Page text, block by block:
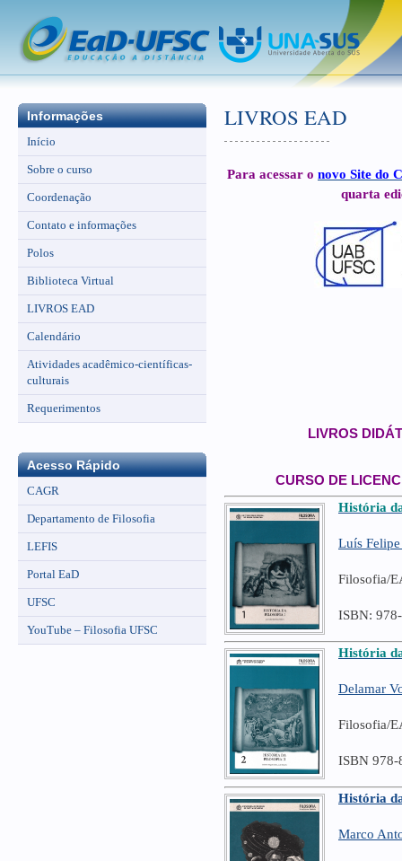
Informações
Início
Sobre o curso
Coordenação
Contato e informações
Polos
Biblioteca Virtual
LIVROS EAD
Calendário
Atividades acadêmico-científicas-
culturais
Requerimentos
Acesso Rápido
CAGR
Departamento de Filosofia
LEFIS
Portal EaD
UFSC
YouTube – Filosofia UFSC
LIVROS EAD
Para acessar o novo Site do
quarta
LIVROS
CURSO DE
História
Luís
Filosofia/
ISBN:
História
Delamar
Filosofia/
ISBN 978-
História
Marco